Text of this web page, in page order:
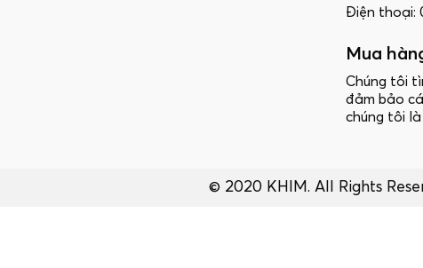
Điện thoại:
Mua
Chúng tôi
đảm bảo
chúng tôi
© 2020 KHIM. All Rights